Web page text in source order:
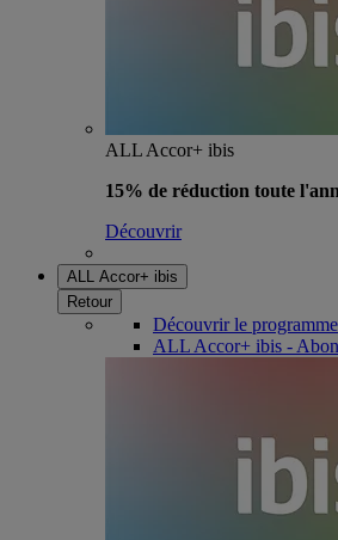
ALL Accor+ ibis
15% de réduction toute
Découvrir
ALL Accor+ ibis
Retour
Découvrir le programme
ALL Accor+ ibis -